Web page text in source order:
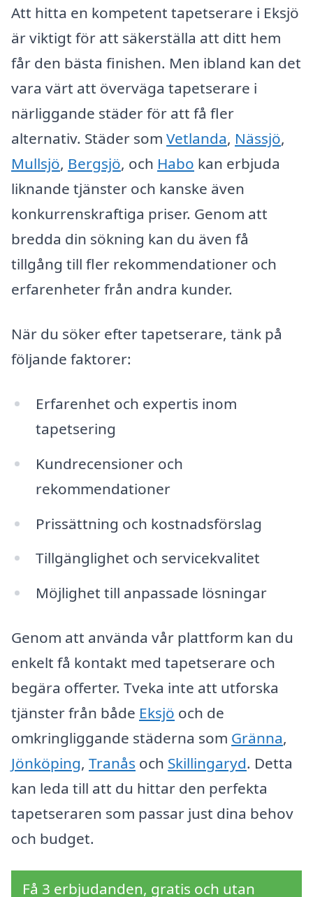
Att hitta en kompetent tapetserare i Eksjö
är viktigt för att säkerställa att ditt hem
får den bästa finishen. Men ibland kan det
vara värt att överväga tapetserare i
närliggande städer för att få fler
alternativ. Städer som Vetlanda, Nässjö,
Mullsjö, Bergsjö, och Habo kan erbjuda
liknande tjänster och kanske även
konkurrenskraftiga priser. Genom att
bredda din sökning kan du även få
tillgång till fler rekommendationer och
erfarenheter från andra kunder.
När du söker efter tapetserare, tänk på
följande faktorer:
Erfarenhet och expertis inom
tapetsering
Kundrecensioner och
rekommendationer
Prissättning och kostnadsförslag
Tillgänglighet och servicekvalitet
Möjlighet till anpassade lösningar
Genom att använda vår plattform kan du
enkelt få kontakt med tapetserare och
begära offerter. Tveka inte att utforska
tjänster från både Eksjö och de
omkringliggande städerna som Gränna,
Jönköping, Tranås och Skillingaryd. Detta
kan leda till att du hittar den perfekta
tapetseraren som passar just dina behov
och budget.
Få 3 erbjudanden, gratis och utan